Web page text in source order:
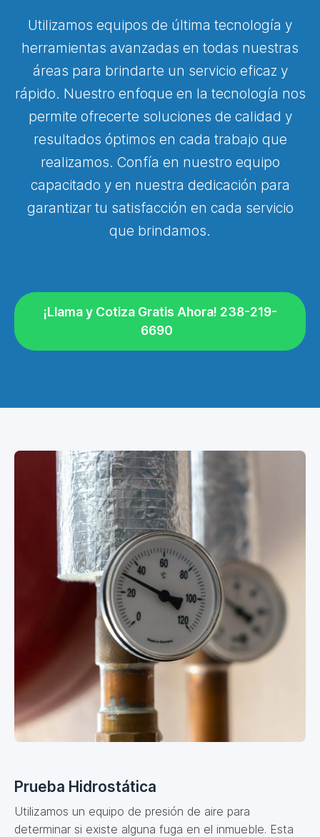
Utilizamos equipos de última tecnología y
herramientas avanzadas en todas nuestras
áreas para brindarte un servicio eficaz y
rápido. Nuestro enfoque en la tecnología nos
permite ofrecerte soluciones de calidad y
resultados óptimos en cada trabajo que
realizamos. Confía en nuestro equipo
capacitado y en nuestra dedicación para
garantizar tu satisfacción en cada servicio
que brindamos.
¡Llama y Cotiza Gratis Ahora! 238-219-
6690
Prueba Hidrostática
Utilizamos un equipo de presión de aire para
determinar si existe alguna fuga en el inmueble. Esta